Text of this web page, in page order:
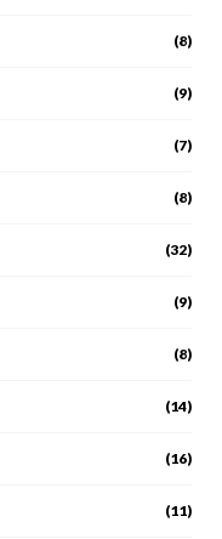
(8)
(9)
(7)
(8)
(32)
(9)
(8)
(14)
(16)
(11)